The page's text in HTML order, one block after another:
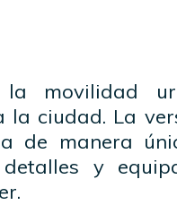
la movilidad
la ciudad. La
de manera
y